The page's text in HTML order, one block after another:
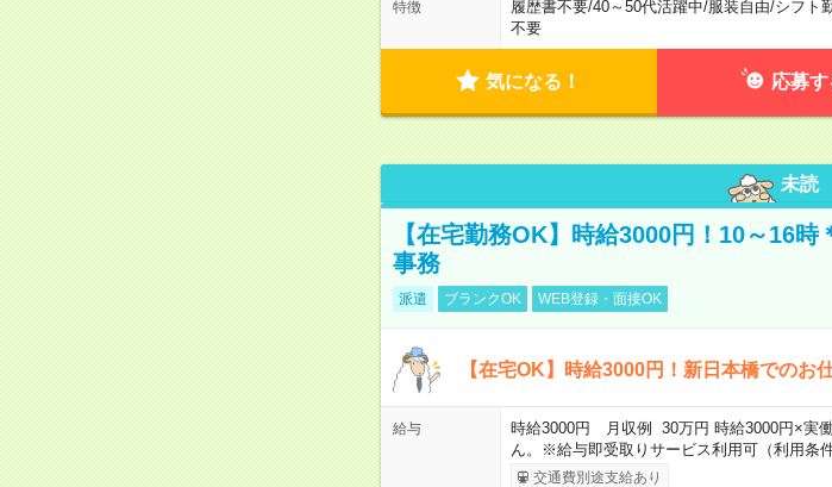
特徴 履歴書不要/40～50代活躍中/服装自由/シフト
不要
気になる！ 応募す
未読
【在宅勤務OK】時給3000円！10～16
事務
派遣 ブランクOK WEB登録・面接OK
【在宅OK】時給3000円！新日本橋でのお
給与
時給3000円 月収例 30万円 時給3000円×実
ん。※給与即受取りサービス利用可（利用条件
交通費別途支給あり